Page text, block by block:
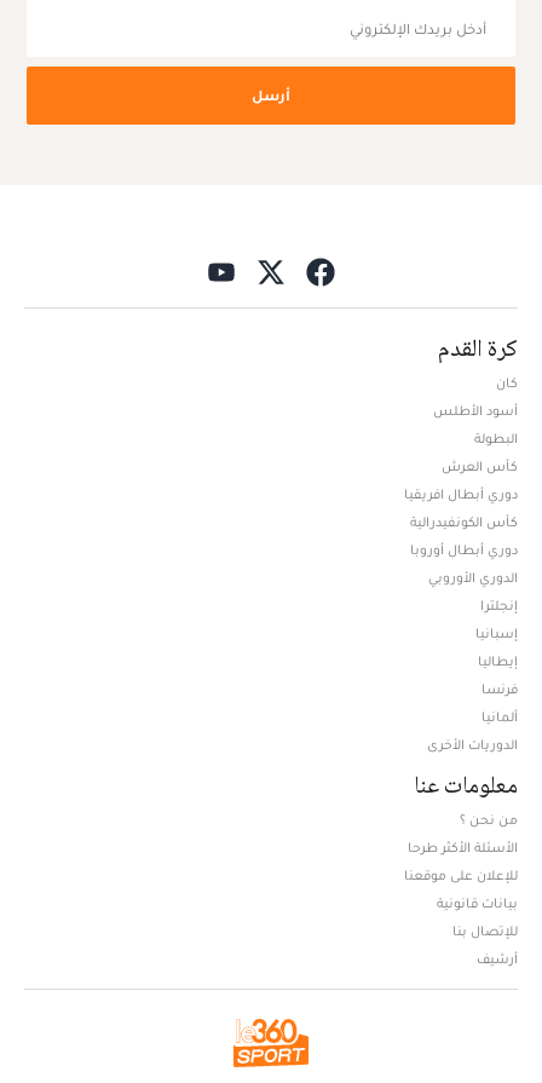
أرسل
كرة القدم
كان
أسود الأطلس
البطولة
كأس العرش
دوري أبطال افريقيا
كأس الكونفيدرالية
دوري أبطال أوروبا
الدوري الأوروبي
إنجلترا
إسبانيا
إيطاليا
فرنسا
ألمانيا
الدوريات الأخرى
معلومات عنا
من نحن ؟
الأسئلة الأكثر طرحا
للإعلان على موقعنا
بيانات قانونية
للإتصال بنا
أرشيف